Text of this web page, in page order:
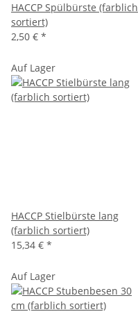
HACCP Spülbürste (farblich
sortiert)
2,50 € *
Auf Lager
HACCP Stielbürste lang
(farblich sortiert)
15,34 € *
Auf Lager